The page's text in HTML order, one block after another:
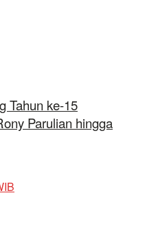
Tahun ke-15
Parulian hingga